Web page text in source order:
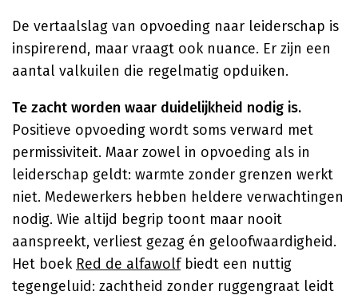
De vertaalslag van opvoeding naar leiderschap is
inspirerend, maar vraagt ook nuance. Er zijn een
aantal valkuilen die regelmatig opduiken.
Te zacht worden waar duidelijkheid nodig is.
Positieve opvoeding wordt soms verward met
permissiviteit. Maar zowel in opvoeding als in
leiderschap geldt: warmte zonder grenzen werkt
niet. Medewerkers hebben heldere verwachtingen
nodig. Wie altijd begrip toont maar nooit
aanspreekt, verliest gezag én geloofwaardigheid.
Het boek Red de alfawolfbiedt een nuttig
tegengeluid: zachtheid zonder ruggengraat leidt